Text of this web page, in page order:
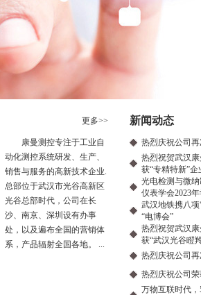
更多>>
康曼测控专注于工业自
动化测控系统研发、生产、
销售与服务的高新技术企业.
总部位于武汉市光谷高新区
光谷总部时代，公司在长
沙、南京、深圳设有办事
处，以及遍布全国的营销体
系，产品辐射全国各地。 ...
新闻动态
热烈庆祝公司
热烈祝贺武汉
获“专精特新”企
光电检测与微
仪表学会2023
武汉地铁携八
“电博会”
热烈祝贺武汉
获“武汉光谷瞪
热烈庆祝公司
热烈庆祝公司
万物互联时代